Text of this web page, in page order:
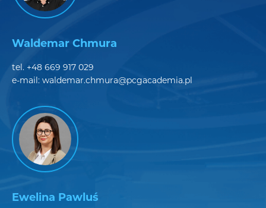
Waldemar Chmura
tel. +48 669 917 029
e-mail: waldemar.chmura@pcgacademia.pl
Ewelina Pawluś